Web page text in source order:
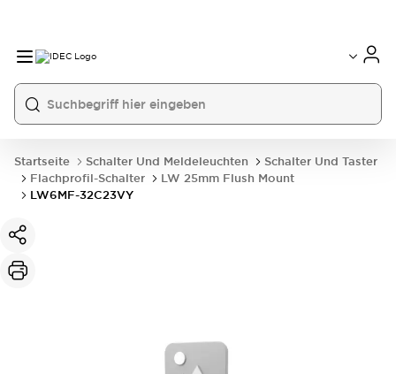
Startseite Schalter Und Meldeleuchten
Schalter Und Taster
Flachprofil-Schalter
LW 25mm Flush Mount
LW6MF-32C23VY